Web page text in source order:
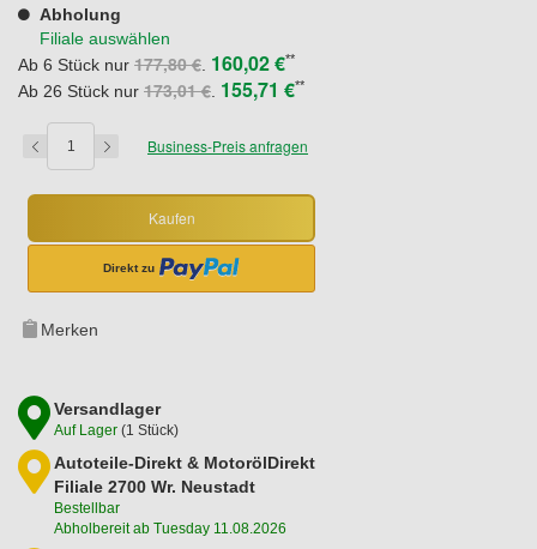
Abholung
Filiale auswählen
Ab 6 Stück nur 177,80 € 160,02 €**
Ab 26 Stück nur 173,01 € 155,71 €**
Business-Preis anfragen
Kaufen
Merken
Versandlager
Auf Lager (1 Stück)
Autoteile-Direkt & MotorölDirekt
Filiale 2700 Wr. Neustadt
Bestellbar
Abholbereit ab Tuesday 11.08.2026